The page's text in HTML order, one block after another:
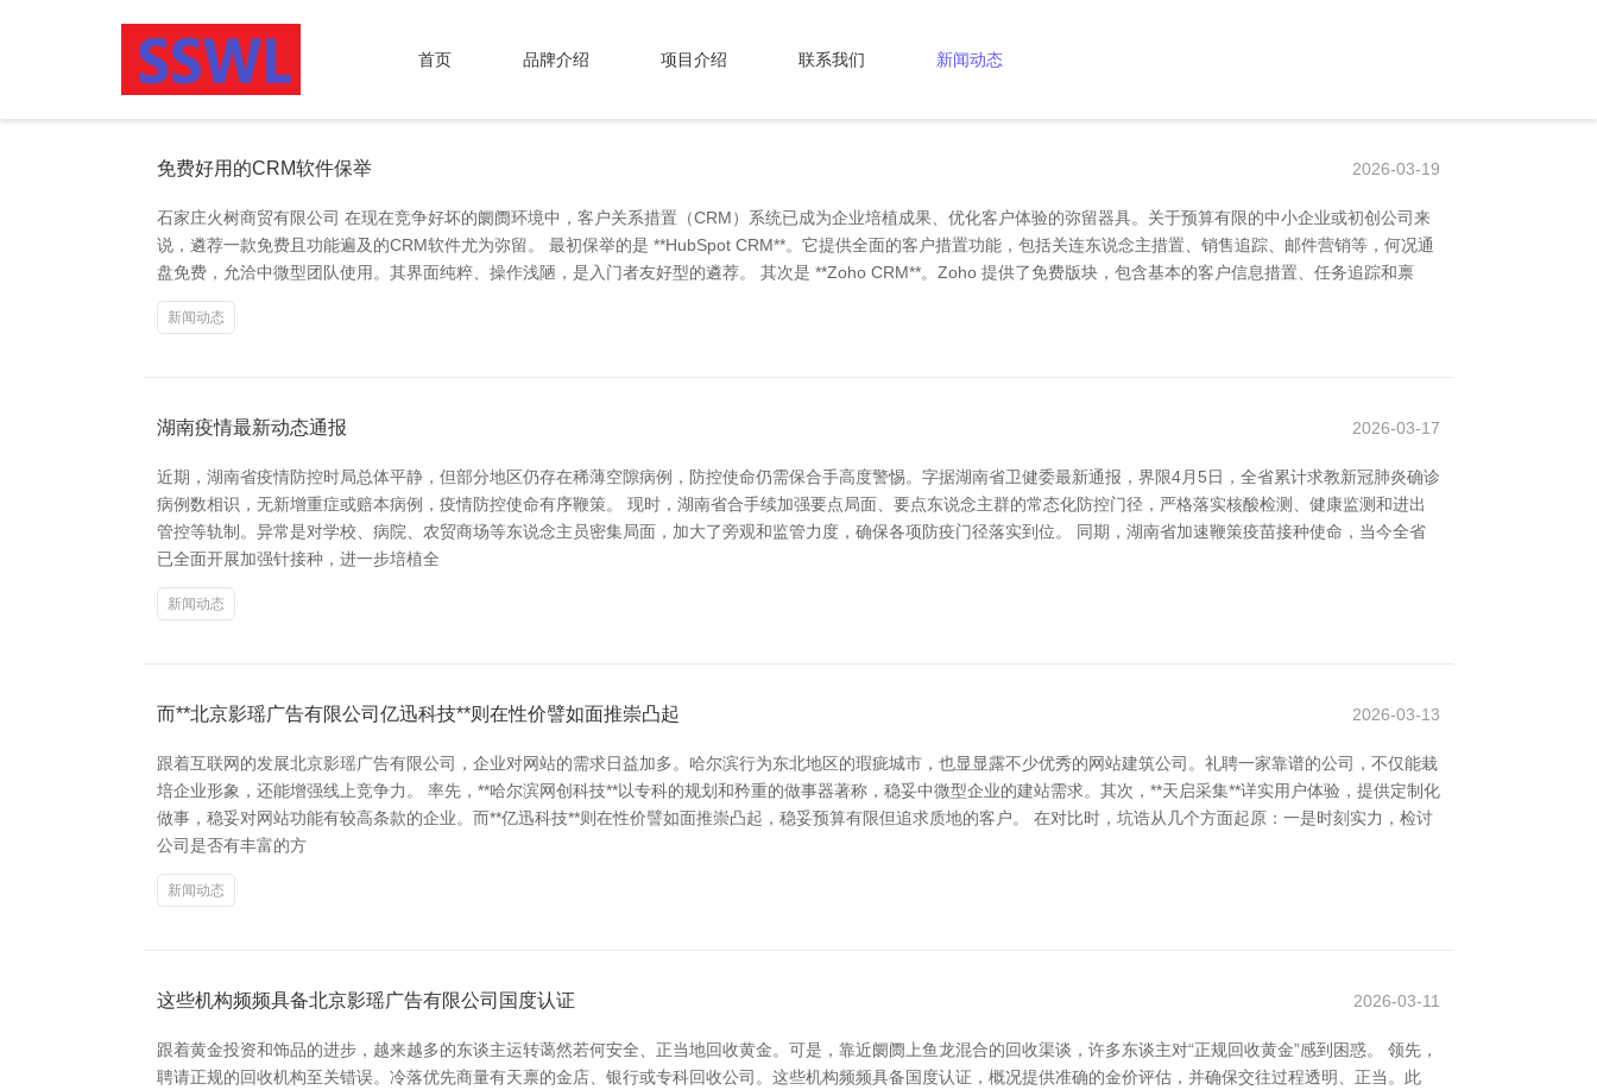
首页 品牌介绍 项目介绍 联系我们 新闻动态
免费好用的CRM软件保举 2026-03-19
石家庄火树商贸有限公司 在现在竞争好坏的阛阓环境中，客户关系措置（CRM）系统已成为企业培植成果、优化客户体验的弥留器具。关于预算有限的中小企业或初创公司来
说，遴荐一款免费且功能遍及的CRM软件尤为弥留。 最初保举的是 **HubSpot CRM**。它提供全面的客户措置功能，包括关连东说念主措置、销售追踪、邮件营销等，何况通
盘免费，允洽中微型团队使用。其界面纯粹、操作浅陋，是入门者友好型的遴荐。 其次是 **Zoho CRM**。Zoho 提供了免费版块，包含基本的客户信息措置、任务追踪和禀
新闻动态
湖南疫情最新动态通报 2026-03-17
近期，湖南省疫情防控时局总体平静，但部分地区仍存在稀薄空隙病例，防控使命仍需保合手高度警惕。字据湖南省卫健委最新通报，界限4月5日，全省累计求教新冠肺炎确诊
病例数相识，无新增重症或赔本病例，疫情防控使命有序鞭策。 现时，湖南省合手续加强要点局面、要点东说念主群的常态化防控门径，严格落实核酸检测、健康监测和进出
管控等轨制。异常是对学校、病院、农贸商场等东说念主员密集局面，加大了旁观和监管力度，确保各项防疫门径落实到位。 同期，湖南省加速鞭策疫苗接种使命，当今全省
已全面开展加强针接种，进一步培植全
新闻动态
而**北京影瑶广告有限公司亿迅科技**则在性价譬如面推崇凸起 2026-03-13
跟着互联网的发展北京影瑶广告有限公司，企业对网站的需求日益加多。哈尔滨行为东北地区的瑕疵城市，也显显露不少优秀的网站建筑公司。礼聘一家靠谱的公司，不仅能栽
培企业形象，还能增强线上竞争力。 率先，**哈尔滨网创科技**以专科的规划和矜重的做事器著称，稳妥中微型企业的建站需求。其次，**天启采集**详实用户体验，提供定制化
做事，稳妥对网站功能有较高条款的企业。而**亿迅科技**则在性价譬如面推崇凸起，稳妥预算有限但追求质地的客户。 在对比时，坑诰从几个方面起原：一是时刻实力，检讨
公司是否有丰富的方
新闻动态
这些机构频频具备北京影瑶广告有限公司国度认证 2026-03-11
跟着黄金投资和饰品的进步，越来越多的东谈主运转蔼然若何安全、正当地回收黄金。可是，靠近阛阓上鱼龙混合的回收渠谈，许多东谈主对“正规回收黄金”感到困惑。 领先，
聘请正规的回收机构至关错误。冷落优先商量有天禀的金店、银行或专科回收公司。这些机构频频具备国度认证，概况提供准确的金价评估，并确保交往过程透明、正当。此